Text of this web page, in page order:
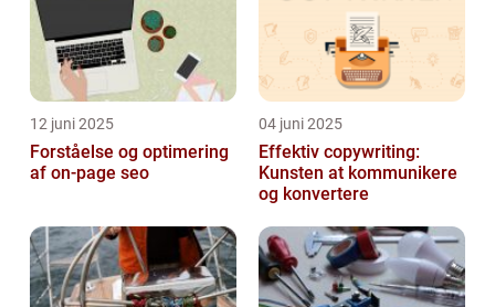
12 juni 2025
Forståelse og optimering
af on-page seo
04 juni 2025
Effektiv copywriting:
Kunsten at kommunikere
og konvertere